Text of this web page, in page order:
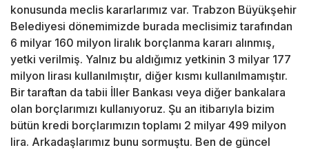
konusunda meclis kararlarımız var. Trabzon Büyükşehir
Belediyesi dönemimizde burada meclisimiz tarafından
6 milyar 160 milyon liralık borçlanma kararı alınmış,
yetki verilmiş. Yalnız bu aldığımız yetkinin 3 milyar 177
milyon lirası kullanılmıştır, diğer kısmı kullanılmamıştır.
Bir taraftan da tabii İller Bankası veya diğer bankalara
olan borçlarımızı kullanıyoruz. Şu an itibarıyla bizim
bütün kredi borçlarımızın toplamı 2 milyar 499 milyon
lira. Arkadaşlarımız bunu sormuştu. Ben de güncel